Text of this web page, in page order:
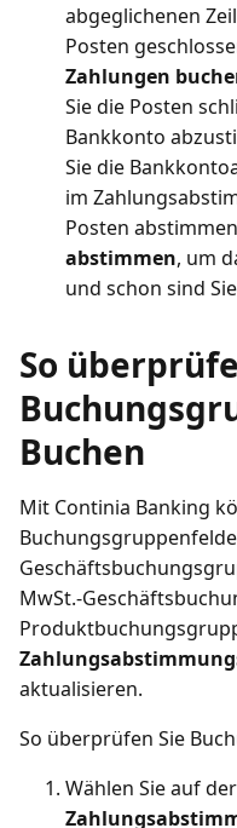
abgeglichenen
Posten
Zahlungen
Sie die Posten
Bankkonto
Sie die
im
Posten
abstimmen, um
und schon sind
So
Buchen
Mit Continia Banking
MwSt.-
aktualisieren.
So überprüfen Sie
Wählen Sie auf